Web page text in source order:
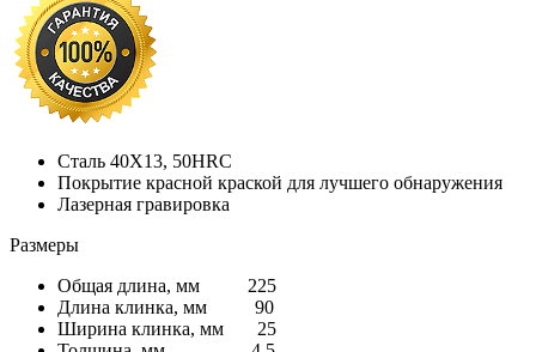
Сталь 40Х13, 50HRC
Покрытие красной краской для лучшего обнаружения
Лазерная гравировка
Размеры
Общая длина, мм 225
Длина клинка, мм 90
Ширина клинка, мм 25